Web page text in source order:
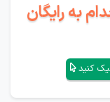
به رایگان
کنید